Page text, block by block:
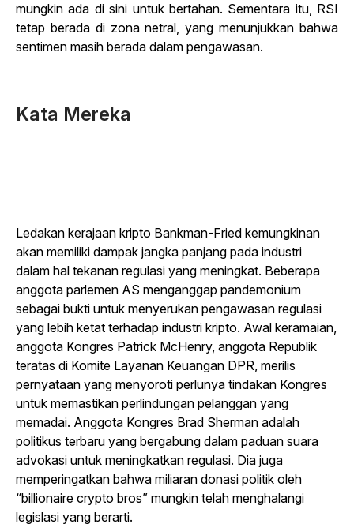
mungkin ada di sini untuk bertahan. Sementara itu, RSI
tetap berada di zona netral, yang menunjukkan bahwa
sentimen masih berada dalam pengawasan.
Kata Mereka
Ledakan kerajaan kripto Bankman-Fried kemungkinan
akan memiliki dampak jangka panjang pada industri
dalam hal tekanan regulasi yang meningkat. Beberapa
anggota parlemen AS menganggap pandemonium
sebagai bukti untuk menyerukan pengawasan regulasi
yang lebih ketat terhadap industri kripto. Awal keramaian,
anggota Kongres Patrick McHenry, anggota Republik
teratas di Komite Layanan Keuangan DPR, merilis
pernyataan yang menyoroti perlunya tindakan Kongres
untuk memastikan perlindungan pelanggan yang
memadai. Anggota Kongres Brad Sherman adalah
politikus terbaru yang bergabung dalam paduan suara
advokasi untuk meningkatkan regulasi. Dia juga
memperingatkan bahwa miliaran donasi politik oleh
“billionaire crypto bros” mungkin telah menghalangi
legislasi yang berarti.